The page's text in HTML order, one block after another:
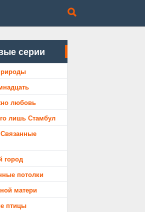
серии
любовь
лишь Стамбул
город
потолки
матери
птицы